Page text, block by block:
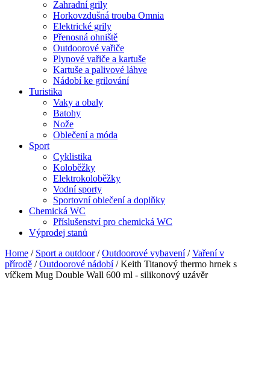
Zahradní grily
Horkovzdušná trouba Omnia
Elektrické grily
Přenosná ohniště
Outdoorové vařiče
Plynové vařiče a kartuše
Kartuše a palivové láhve
Nádobí ke grilování
Turistika
Vaky a obaly
Batohy
Nože
Oblečení a móda
Sport
Cyklistika
Koloběžky
Elektrokoloběžky
Vodní sporty
Sportovní oblečení a doplňky
Chemická WC
Příslušenství pro chemická WC
Výprodej stanů
Home / Sport a outdoor/Outdoorové vybavení/Vaření v
přírodě /Outdoorové nádobí/ Keith Titanový thermo hrnek s
víčkem Mug Double Wall 600 ml - silikonový uzávěr